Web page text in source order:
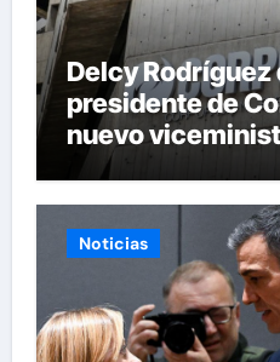
Delcy Rodríguez
presidente de
nuevo
Eléctricos
Noticias